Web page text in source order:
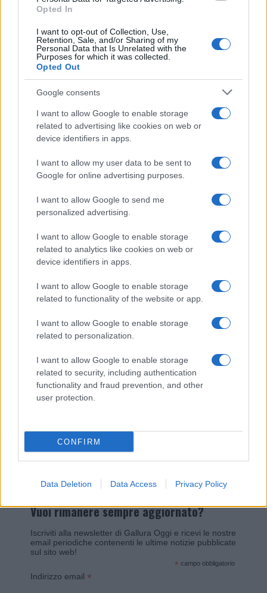
Opted In
I want to opt-out of Collection, Use,
Retention, Sale, and/or Sharing of my
Personal Data that Is Unrelated with the
Purposes for which it was collected.
Opted Out
Google consents
I want to allow Google to enable storage
related to advertising like cookies on web or
device identifiers in apps.
I want to allow my user data to be sent to
Google for online advertising purposes.
I want to allow Google to send me
personalized advertising.
I want to allow Google to enable storage
related to analytics like cookies on web or
device identifiers in apps.
I want to allow Google to enable storage
related to functionality of the website or app.
I want to allow Google to enable storage
related to personalization.
I want to allow Google to enable storage
related to security, including authentication
functionality and fraud prevention, and other
user protection.
CONFIRM
Data Deletion Data Access Privacy Policy
Paolo Pinna
Martina Agostina Diturco
I nostri cari
Giovannimaria Cabras
Invia un Comunicato Stampa|Pubblicità|Segnala
Vuoi rimanere sempre aggiornato?
Iscriviti alla newsletter di Gallura Oggi e ricevi le nostre
email periodiche contenenti le ultime notizie pubblicate
sul sito web!
* campo obbligatorio
Indirizzo email *